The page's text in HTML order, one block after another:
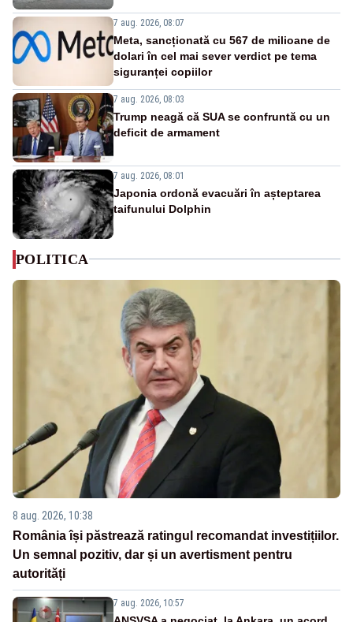
7 aug. 2026, 08:07
Meta, sancționată cu 567 de milioane de
dolari în cel mai sever verdict pe tema
siguranței copiilor
7 aug. 2026, 08:03
Trump neagă că SUA se confruntă cu un
deficit de armament
7 aug. 2026, 08:01
Japonia ordonă evacuări în așteptarea
taifunului Dolphin
POLITICA
8 aug. 2026, 10:38
România își păstrează ratingul recomandat investițiilor.
Un semnal pozitiv, dar și un avertisment pentru
autorități
7 aug. 2026, 10:57